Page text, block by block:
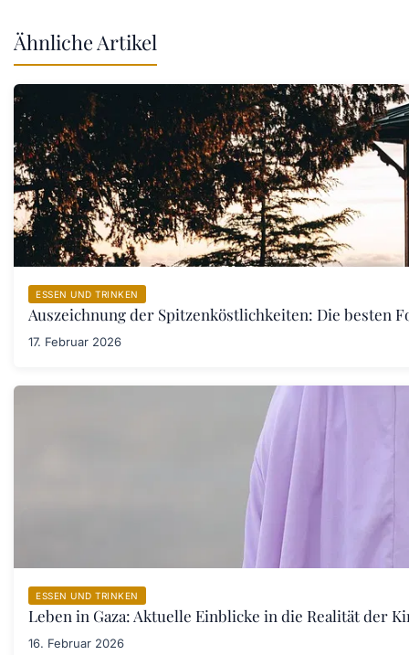
Ähnliche Artikel
ESSEN UND TRINKEN
Auszeichnung der Spitzenköstlichkeiten: Die besten
17. Februar 2026
ESSEN UND TRINKEN
Leben in Gaza: Aktuelle Einblicke in die Realität der
16. Februar 2026